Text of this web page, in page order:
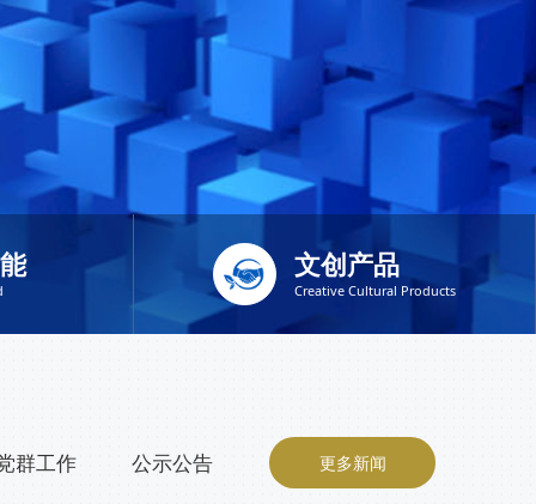
文创产品
Creative Cultural Products
群工作 公示公告 更多新闻